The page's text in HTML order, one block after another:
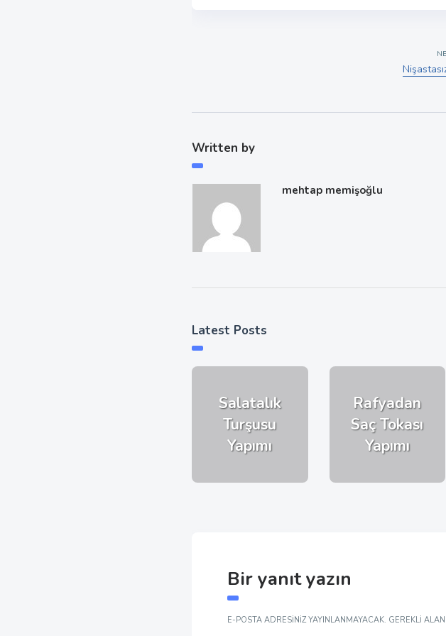
Written by
mehtap memişoğlu
Latest Posts
Salatalık
Turşusu
Yapımı
Rafyadan
Saç Tokası
Yapımı
Bir yanıt yazın
E-POSTA ADRESINIZ YAYINLANMAYACAK. GEREKLI